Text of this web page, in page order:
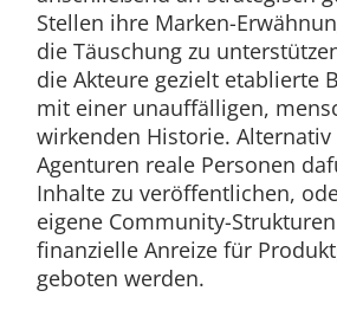
Stellen ihre Marken-
die Täuschung zu
die Akteure gezielt etablierte
mit einer unauffälligen,
wirkenden Historie. Alternativ
Agenturen reale Personen
Inhalte zu veröffentlichen,
eigene Community-
finanzielle Anreize für
geboten werden.